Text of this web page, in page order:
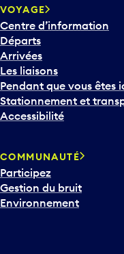
v
e
r
s
l
e
b
a
o
u
r
i
VOYAGE
Centre d’information
Départs
Arrivées
Les liaisons
Pendant que vous êtes
Stationnement et
Accessibilité
COMMUNAUTÉ
Participez
Gestion du bruit
Environnement